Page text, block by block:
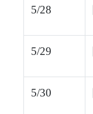
5/28
5/29
5/30